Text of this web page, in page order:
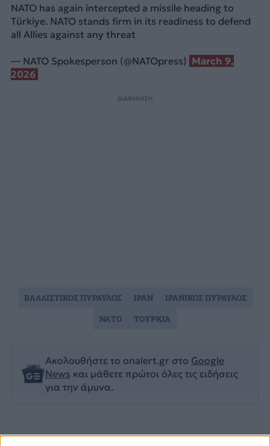
NATO has again intercepted a missile heading to
Türkiye. NATO stands firm in its readiness to defend
all Allies against any threat
— NATO Spokesperson (@NATOpress) March 9,
2026
ΔΙΑΦΗΜΙΣΗ
Ακολουθήστε το onalert.gr στο Google
News και μάθετε πρώτοι όλες τις ειδήσεις
για την άμυνα.
ΒΑΛΛΙΣΤΙΚΟΣ ΠΥΡΑΥΛΟΣ ΙΡΑΝ
ΙΡΑΝΙΚΟΣ ΠΥΡΑΥΛΟΣ
ΝΑΤΟ
ΤΟΥΡΚΙΑ